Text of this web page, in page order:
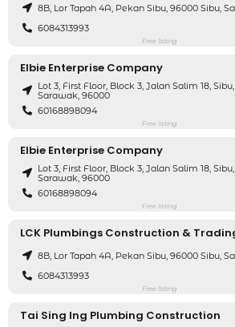
8B, Lor Tapah 4A, Pekan Sibu, 96000 Sibu,
6084313993
Free listing
Elbie Enterprise Company
Lot 3, First Floor, Block 3, Jalan Salim 18,
Sarawak, 96000
60168898094
Free listing
Elbie Enterprise Company
Lot 3, First Floor, Block 3, Jalan Salim 18,
Sarawak, 96000
60168898094
Free listing
LCK Plumbings Construction &
8B, Lor Tapah 4A, Pekan Sibu, 96000 Sibu,
6084313993
Free listing
Tai Sing Ing Plumbing Construction